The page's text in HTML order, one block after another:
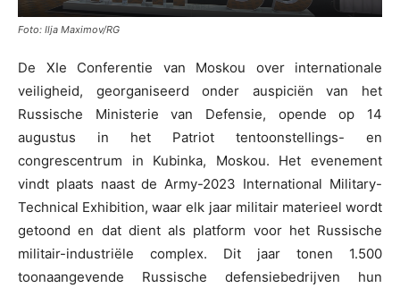
Foto: Ilja Maximov/RG
De XIe Conferentie van Moskou over internationale
veiligheid, georganiseerd onder auspiciën van het
Russische Ministerie van Defensie, opende op 14
augustus in het Patriot tentoonstellings- en
congrescentrum in Kubinka, Moskou. Het evenement
vindt plaats naast de Army-2023 International Military-
Technical Exhibition, waar elk jaar militair materieel wordt
getoond en dat dient als platform voor het Russische
militair-industriële complex. Dit jaar tonen 1.500
toonaangevende Russische defensiebedrijven hun